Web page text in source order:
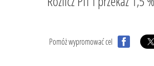
Pomóż wypromować cel